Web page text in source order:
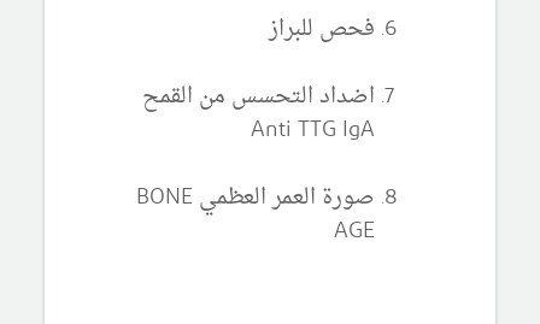
فحص للبراز
اضداد التحسس من القمح
Anti TTG IgA
صورة العمر العظمي BONE
AGE